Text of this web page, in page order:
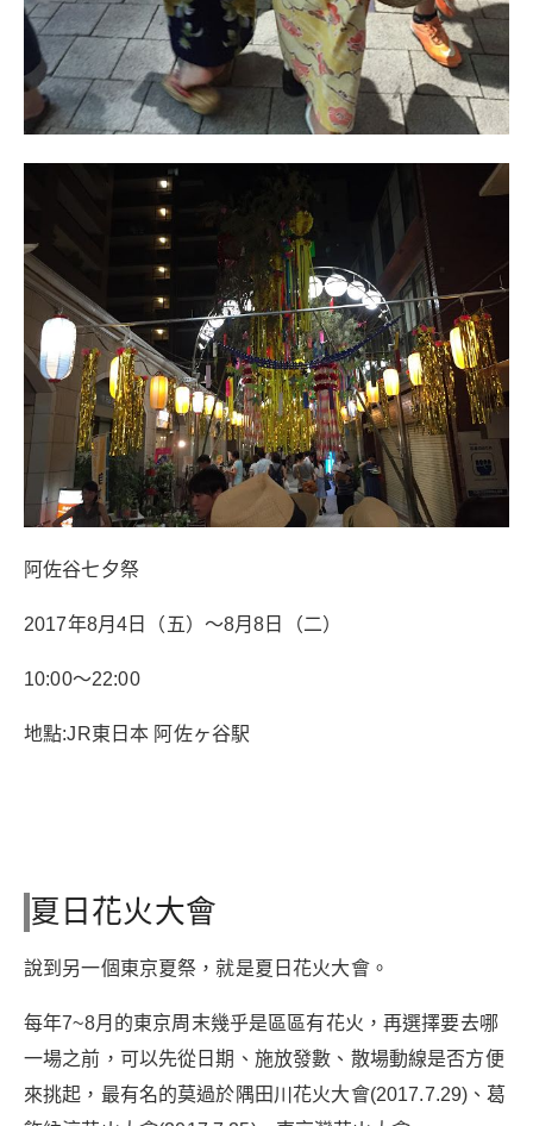
阿佐谷七夕祭
2017年8月4日（五）～8月8日（二）
10:00～22:00
地點:JR東日本 阿佐ヶ谷駅
夏日花火大會
說到另一個東京夏祭，就是夏日花火大會。
每年7~8月的東京周末幾乎是區區有花火，再選擇要去哪
一場之前，可以先從日期、施放發數、散場動線是否方便
來挑起，最有名的莫過於隅田川花火大會(2017.7.29)、葛